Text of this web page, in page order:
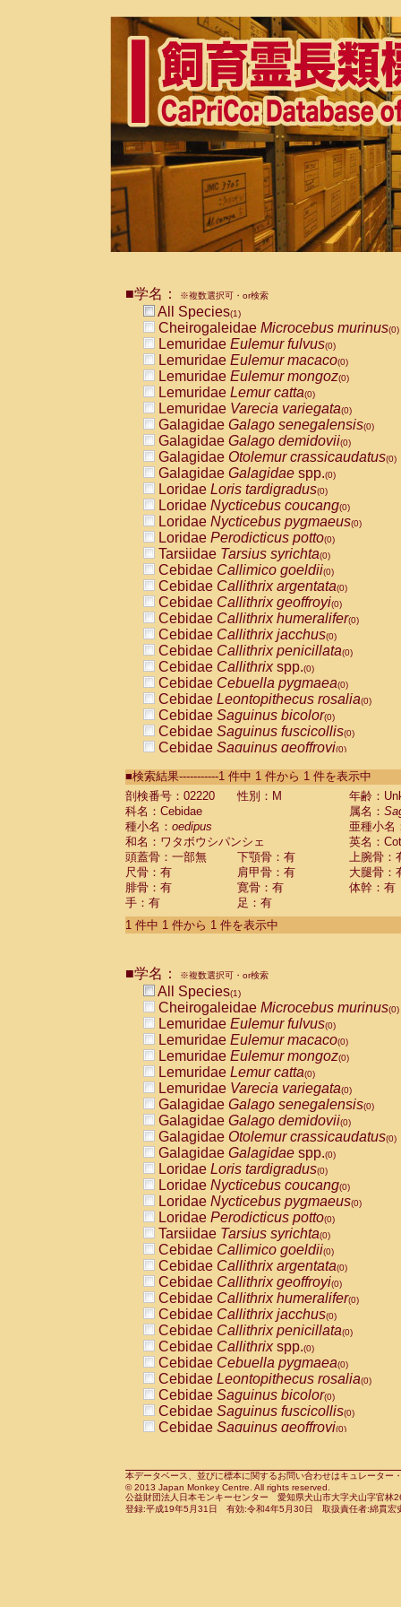
■学名： ※複数選択可・or検索
All Species(1)
Cheirogaleidae Microcebus murinus(0)
Lemuridae Eulemur fulvus(0)
Lemuridae Eulemur macaco(0)
Lemuridae Eulemur mongoz(0)
Lemuridae Lemur catta(0)
Lemuridae Varecia variegata(0)
Galagidae Galago senegalensis(0)
Galagidae Galago demidovii(0)
Galagidae Otolemur crassicaudatus(0)
Galagidae Galagidae spp.(0)
Loridae Loris tardigradus(0)
Loridae Nycticebus coucang(0)
Loridae Nycticebus pygmaeus(0)
Loridae Perodicticus potto(0)
Tarsiidae Tarsius syrichta(0)
Cebidae Callimico goeldii(0)
Cebidae Callithrix argentata(0)
Cebidae Callithrix geoffroyi(0)
Cebidae Callithrix humeralifer(0)
Cebidae Callithrix jacchus(0)
Cebidae Callithrix penicillata(0)
Cebidae Callithrixspp.(0)
Cebidae Cebuella pygmaea(0)
Cebidae Leontopithecus rosalia(0)
Cebidae Saguinus bicolor(0)
Cebidae Saguinus fuscicollis(0)
Cebidae Saguinus geoffroyi(0)
CebidaeSaguinus labiatus(0)
Cebidae Saguinus leucopus (0)
Cebidae
Cebidae
CebidaeSaguinus nigricollis (0)
Cebidae Saguinus oedipus
Cebidae Saguinus weddelli
Cebidae Saguinusspp.
Cebidae Aotus trivirgatus
Cebidae Cebus albifrons
CebidaeCebus nigrivittatus
CebidaeCebus
CebidaeSaimiri boliviensis(0)
CebidaeSaimiri sciureus(0)
AtelidaeAlouatta caraya(0)
AtelidaeAlouatta fusca(0)
AtelidaeAlouatta seniculus
AtelidaeAlouattaspp.(0)
AtelidaeAteles belzebuth(0)
AtelidaeAteles geoffroyi(0)
AtelidaeAteles paniscus(0)
AtelidaeAtelesspp.(0)
Atelidae Lagothrix lagothricha
AtelidaeLagothrix lagothricha cana
PitheciidaeCacajao calvus
PitheciidaeCallicebus cupreus
PitheciidaeCallicebus donacophilus
PitheciidaeCallicebus moloch
PitheciidaeCallicebus torquatus
PitheciidaeCallicebusspp.(0)
PitheciidaeChiropotes satanas(0)
PitheciidaePithecia monachus
PitheciidaePithecia pithecia(0)
CercopithecidaeCercocebus agilis
CercopithecidaeCercocebus
CercopithecidaeCercocebus
CercopithecidaeCercocebus
CercopithecidaeCercocebus
CercopithecidaeCercocebushybrid
CercopithecidaePapio anubis(0)
CercopithecidaePapio cynocephalus
CercopithecidaePapio hamadryas(0)
■検索結果-----------1 件中 1 件から 1 件を表示中
剖検番号：02220
性別：M
年齢：
科名：Cebidae
属名：
種小名： oedipus
亜種小名
和名：ワタボウシパンシェ
英名：
頭蓋骨：一部無
下顎骨：有
上腕骨：
尺骨：有
肩甲骨：有
大腿骨：
腓骨：有
寛骨：有
体幹：有
手：有
足：有
1 件中 1 件から 1 件を表示中
■学名： ※複数選択可・or検索
All Species(1)
Cheirogaleidae Microcebus murinus(0)
Lemuridae Eulemur fulvus(0)
Lemuridae Eulemur macaco(0)
Lemuridae Eulemur mongoz(0)
Lemuridae Lemur catta(0)
Lemuridae Varecia variegata(0)
Galagidae Galago senegalensis(0)
Galagidae Galago demidovii(0)
Galagidae Otolemur crassicaudatus(0)
Galagidae Galagidae spp.(0)
Loridae Loris tardigradus(0)
Loridae Nycticebus coucang(0)
Loridae Nycticebus pygmaeus(0)
Loridae Perodicticus potto(0)
Tarsiidae Tarsius syrichta(0)
Cebidae Callimico goeldii(0)
Cebidae Callithrix argentata(0)
Cebidae Callithrix geoffroyi(0)
Cebidae Callithrix humeralifer(0)
Cebidae Callithrix jacchus(0)
Cebidae Callithrix penicillata(0)
Cebidae Callithrixspp.(0)
Cebidae Cebuella pygmaea(0)
Cebidae Leontopithecus rosalia(0)
Cebidae Saguinus bicolor(0)
Cebidae Saguinus fuscicollis(0)
Cebidae Saguinus geoffroyi(0)
CebidaeSaguinus leucopus(0)
CebidaeSaguinus midas(0)
Cebidae Saguinus mystax(0)
本データベース、並びに標本に関するお問い合わせはキュレータ
© 2013 Japan Monkey Centre. All rights reserved.
公益財団法人日本モンキーセンター 愛知県犬山市大字犬山字官
登録:平成19年5月31日 有効:令和4年5月30日 取扱責任者:綿貫宏